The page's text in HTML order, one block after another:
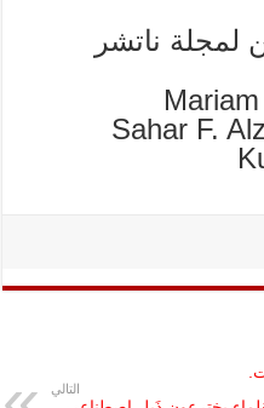
ناتشر
التالي